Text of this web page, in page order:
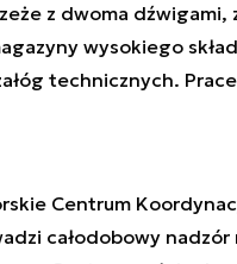
z dwoma
wysokiego
technicznych.
Centrum
całodobowy